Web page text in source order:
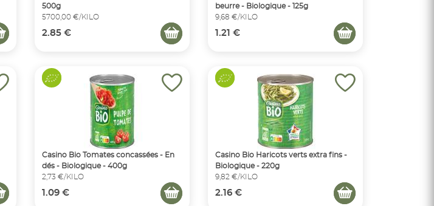
500g
5700,00 €/KILO
2.85 €
beurre - Biologique - 125g
9,68 €/KILO
1.21 €
Casino Bio Tomates concassées - En
dés - Biologique - 400g
2,73 €/KILO
1.09 €
Casino Bio Haricots verts extra fins -
Biologique - 220g
9,82 €/KILO
2.16 €